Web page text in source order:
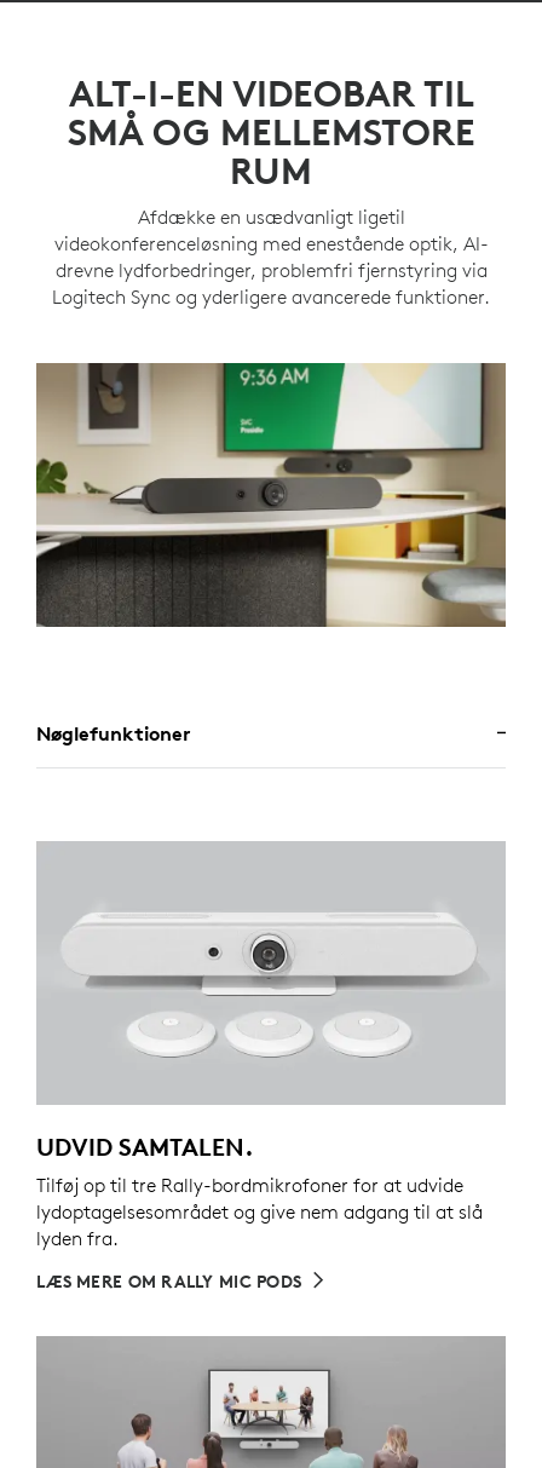
ALT-I-EN VIDEOBAR TIL
SMÅ OG MELLEMSTORE
RUM
Afdække en usædvanligt ligetil
videokonferenceløsning med enestående optik, AI-
drevne lydforbedringer, problemfri fjernstyring via
Logitech Sync og yderligere avancerede funktioner.
Nøglefunktioner
UDVID SAMTALEN.
Tilføj op til tre Rally-bordmikrofoner for at udvide
lydoptagelsesområdet og give nem adgang til at slå
lyden fra.
LÆS MERE OM RALLY MIC PODS